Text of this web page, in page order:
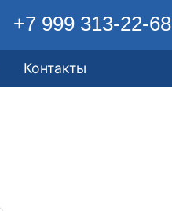
+7 999 313-22-68
Контакты